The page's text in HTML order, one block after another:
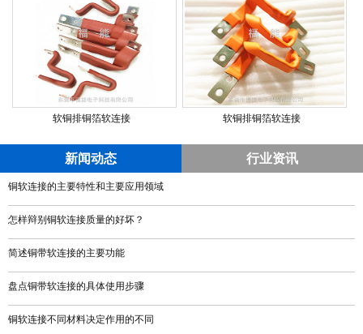
软铜排铜箔软连接 软铜排铜箔软连接
新闻动态 行业资讯
铜软连接的主要特性和主要应用领域
怎样辩别铜软连接质量的好坏？
简述铜带软连接的主要功能
盘点铜带软连接的具体使用步骤
铜软连接不同材料决定作用的不同